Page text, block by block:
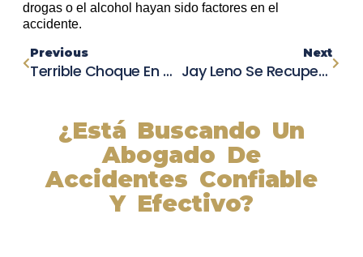
drogas o el alcohol hayan sido factores en el
accidente.
Previous
Terrible Choque En Morgan County: Adolescente De 17 Años Pierde La Vida En Solitario Accidente
Next
Jay Leno Se Recupera Tras Accidente Y Car Fire: ¡Descubre Su Positiva Actitud Ante La Adversidad!
¿Está Buscando Un
Abogado De
Accidentes Confiable
Y Efectivo?